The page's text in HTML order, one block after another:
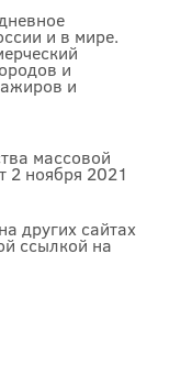
и в мире.
и
и
массовой
ноября 2021
других сайтах
ссылкой на